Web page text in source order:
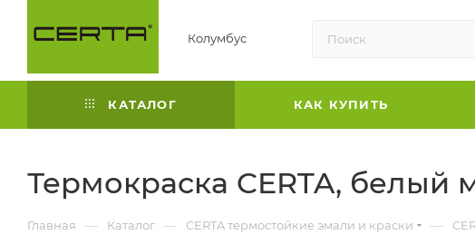
Колумбус
КАТАЛОГ КАК КУПИТЬ
Термокраска CERTA, белый
Главная — Каталог — CERTA термостойкие эмали и краски —